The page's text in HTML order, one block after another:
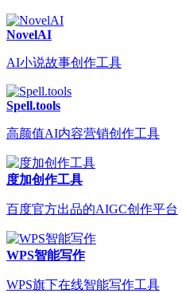
NovelAI
AI小说故事创作工具
Spell.tools
高颜值AI内容营销创作工具
度加创作工具
百度官方出品的AIGC创作平台
WPS智能写作
WPS旗下在线智能写作工具